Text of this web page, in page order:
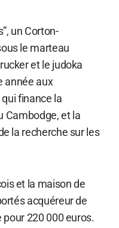
un Corton-
le marteau
et le judoka
année aux
qui finance la
Cambodge, et la
la recherche sur les
et la maison de
acquéreur de
220 000 euros.